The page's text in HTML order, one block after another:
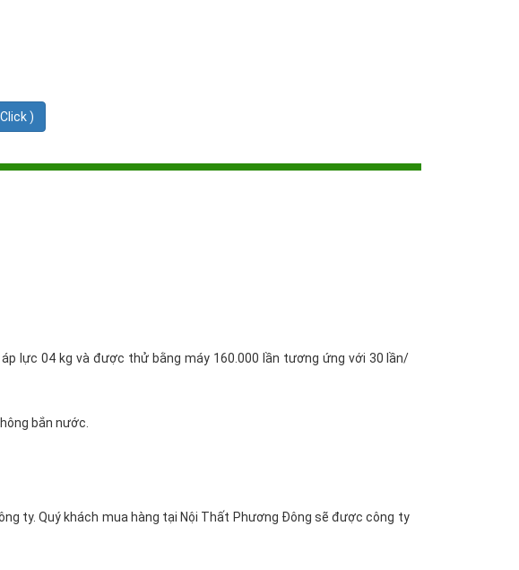
)
lực 04 kg và được thử bằng máy 160.000 lần tương ứng với 30 lần/
bắn nước.
ty. Quý khách mua hàng tại Nội Thất Phương Đông sẽ được công ty